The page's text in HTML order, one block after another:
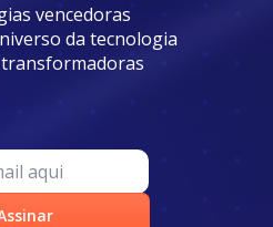
vencedoras
da tecnologia